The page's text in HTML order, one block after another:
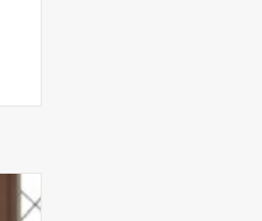
hervormingsinitiatief tegen